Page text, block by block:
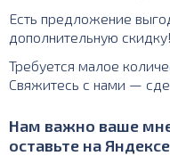
Есть предложение
дополнительную скидку!
Требуется малое
Свяжитесь с нами —
Нам важно ваше
оставьте на